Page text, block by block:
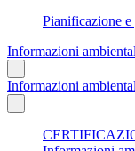
Pianificazione
Informazioni
Informazioni